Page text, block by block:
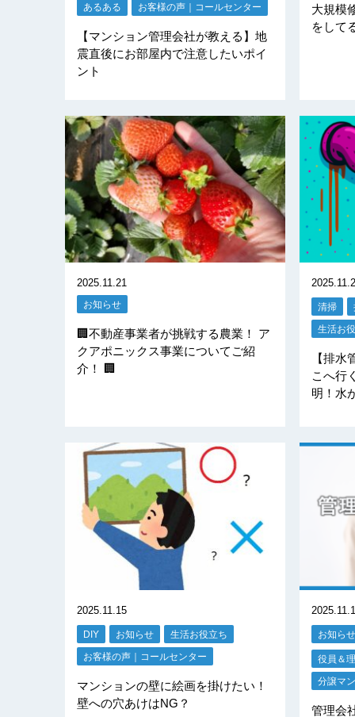
あるある お客様の声｜コールセンター
【マンション管理会社が教える】地
震直後にお部屋内で注意したいポイ
ント
大規模
をして
2025.11.21
お知らせ
🏢不動産事業者が挑戦する農業！ ア
クアポニックス事業についてご紹
介！ 🏢
清掃
生活お
【排
こへ行
明！水
2025.11.15
DIY お知らせ 生活お役立ち
お客様の声｜コールセンター
マンションの壁に絵画を掛けたい！
壁への穴あけはNG？
お知らせ
役員＆
分譲マ
管理会